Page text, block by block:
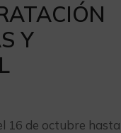
Y
16 de octubre hasta